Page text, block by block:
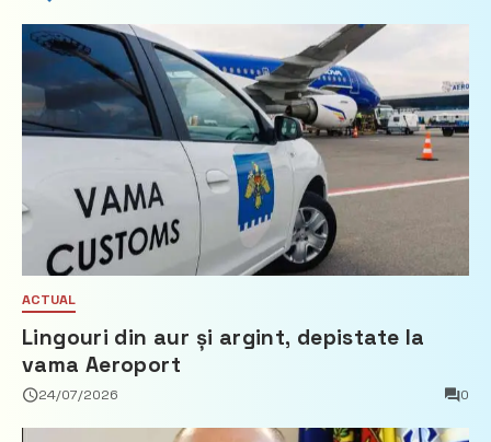
ACTUAL
Lingouri din aur și argint, depistate la
vama Aeroport
24/07/2026 0